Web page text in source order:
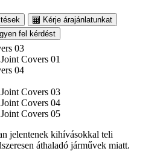
Kérje árajánlatunkat
fel kérdést
jelentenek kihívásokkal teli
áthaladó járművek miatt.